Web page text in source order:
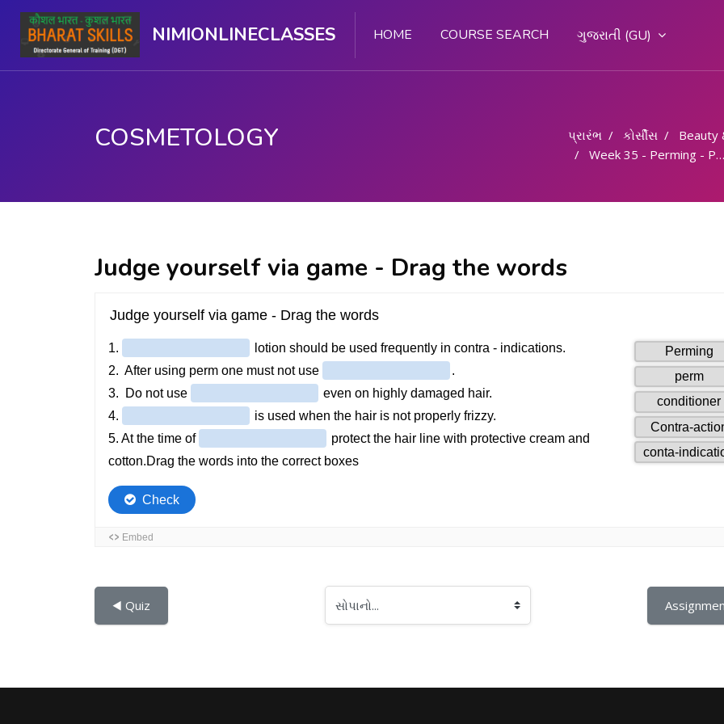
NIMIONLINECLASSES HOME COURSE SEARCH ગુજરાતી ‎(GU)‎
COSMETOLOGY પ્રારંભ કોર્સીસ
Beauty
Week 35 - Perming - Part 2
Judge yourself via game - Drag the words
◀︎ Quiz સોપાનો...